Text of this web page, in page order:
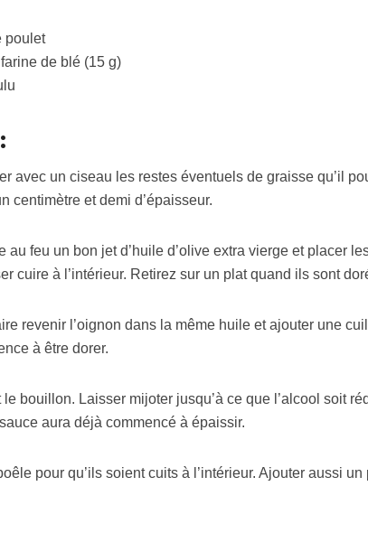
poulet
de blé (15 g)
avec un ciseau les restes éventuels de graisse qu’il
centimètre et demi d’épaisseur.
au feu un bon jet d’huile d’olive extra vierge et placer
cuire à l’intérieur. Retirez sur un plat quand ils sont
revenir l’oignon dans la même huile et ajouter une
à être dorer.
le bouillon. Laisser mijoter jusqu’à ce que l’alcool soit
aura déjà commencé à épaissir.
pour qu’ils soient cuits à l’intérieur. Ajouter aussi